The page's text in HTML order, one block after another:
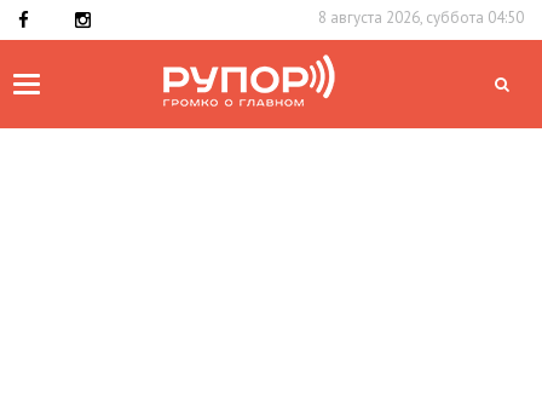
8 августа 2026, суббота 04:50
Toggle